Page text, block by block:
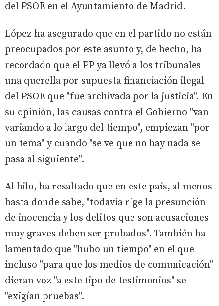
del PSOE en el Ayuntamiento de Madrid.
López ha asegurado que en el partido no están
preocupados por este asunto y, de hecho, ha
recordado que el PP ya llevó a los tribunales
una querella por supuesta financiación ilegal
del PSOE que "fue archivada por la justicia". En
su opinión, las causas contra el Gobierno "van
variando a lo largo del tiempo", empiezan "por
un tema" y cuando "se ve que no hay nada se
pasa al siguiente".
Al hilo, ha resaltado que en este país, al menos
hasta donde sabe, "todavía rige la presunción
de inocencia y los delitos que son acusaciones
muy graves deben ser probados". También ha
lamentado que "hubo un tiempo" en el que
incluso "para que los medios de comunicación"
dieran voz "a este tipo de testimonios" se
"exigían pruebas".